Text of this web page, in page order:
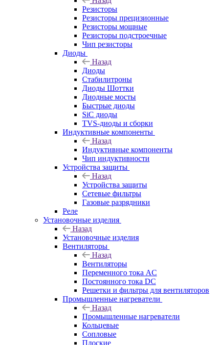
Резисторы
Резисторы прецизионные
Резисторы мощные
Резисторы подстроечные
Чип резисторы
Диоды
Назад
Диоды
Стабилитроны
Диоды Шоттки
Диодные мосты
Быстрые диоды
SiC диоды
TVS-диоды и сборки
Индуктивные компоненты
Назад
Индуктивные компоненты
Чип индуктивности
Устройства защиты
Назад
Устройства защиты
Сетевые фильтры
Газовые разрядники
Реле
Установочные изделия
Назад
Установочные изделия
Вентиляторы
Назад
Вентиляторы
Переменного тока AC
Постоянного тока DC
Решетки и фильтры для вентиляторов
Промышленные нагреватели
Назад
Промышленные нагреватели
Кольцевые
Сопловые
Плоские